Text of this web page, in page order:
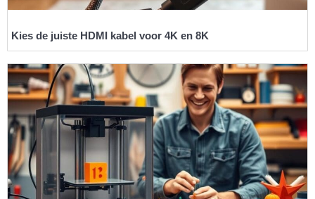
Kies de juiste HDMI kabel voor 4K en 8K